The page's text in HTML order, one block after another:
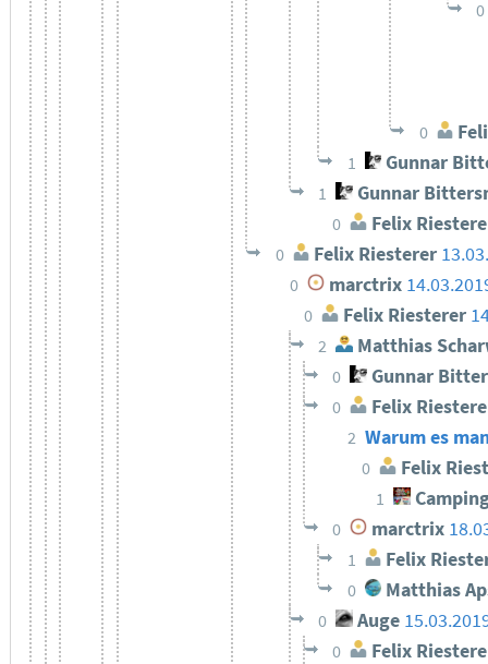
0
0
1 Gunnar
1 Gunnar
0 Felix
0 Felix Riesterer
0 marctrix
0 Felix Riesterer
2 Matthias
0 Gunnar
0 Felix
2 Warum es
0 Felix
1
0 marctrix
1 Felix
0 Matthias
0 Auge
0 Felix